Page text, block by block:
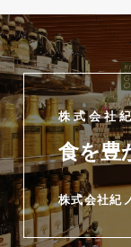
株式会社
食を豊
株式会社紀